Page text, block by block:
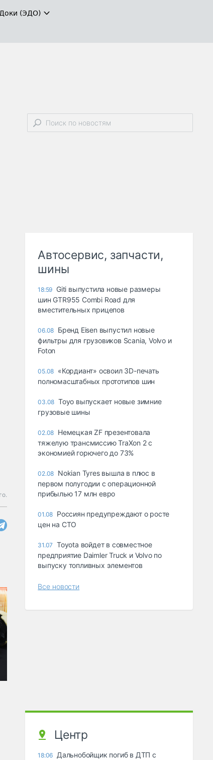
(ЭДО)
Автосервис, запчасти,
шины
18:59 Giti выпустила новые размеры
шин GTR955 Combi Road для
вместительных прицепов
06.08 Бренд Eisen выпустил новые
фильтры для грузовиков Scania, Volvo и
Foton
05.08 «Кордиант» освоил 3D-печать
полномасштабных прототипов шин
03.08 Toyo выпускает новые зимние
грузовые шины
02.08 Немецкая ZF презентовала
тяжелую трансмиссию TraXon 2 с
экономией горючего до 73%
02.08 Nokian Tyres вышла в плюс в
первом полугодии с операционной
прибылью 17 млн евро
01.08 Россиян предупреждают о росте
цен на СТО
31.07
Toyota войдет в совместное
предприятие Daimler Truck и Volvo по
выпуску топливных элементов
Все новости
Центр
18:06 Дальнобойщик погиб в ДТП с